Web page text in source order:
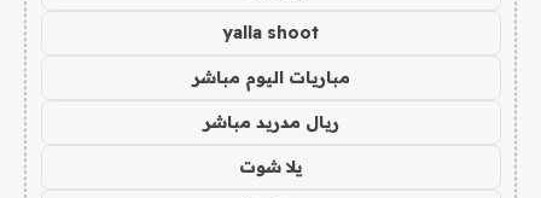
yalla shoot
مباريات اليوم مباشر
ريال مدريد مباشر
يلا شوت